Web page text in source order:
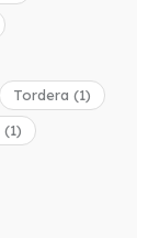
Tordera (1)
(1)